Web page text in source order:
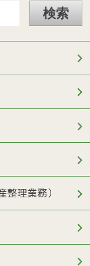
理業務）